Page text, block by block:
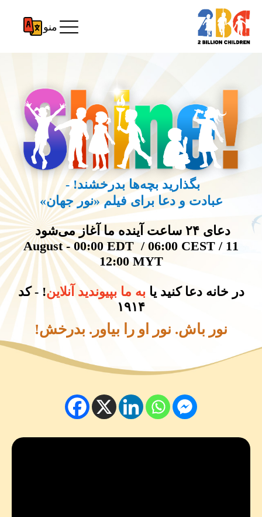
منو
بگذارید بچه‌ها بدرخشند! -
عبادت و دعا برای فیلم «نور جهان»
دعای ۲۴ ساعت آینده ما آغاز می‌شود
11 August - 00:00 EDT / 06:00 CEST /
12:00 MYT
در خانه دعا کنید یابه ما بپیوندید آنلاین! - کد
۱۹۱۴
نور باش. نور او را بیاور. بدرخش!